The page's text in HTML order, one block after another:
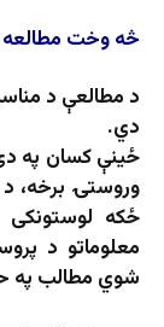
څه وخت مطالعه
د مطالعې د
دي.
ځینې کسان په
وروستۍ برخه،
ځکه
معلوماتو د
شوي مطالب په